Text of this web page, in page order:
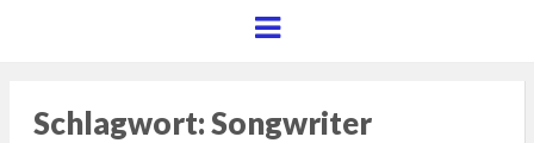
Menu
Schlagwort:Songwriter